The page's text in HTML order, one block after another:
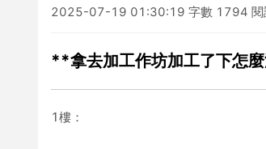
2025-07-19 01:30:19 字數 1794 閱
**拿去加工作坊加工了下怎
1樓：